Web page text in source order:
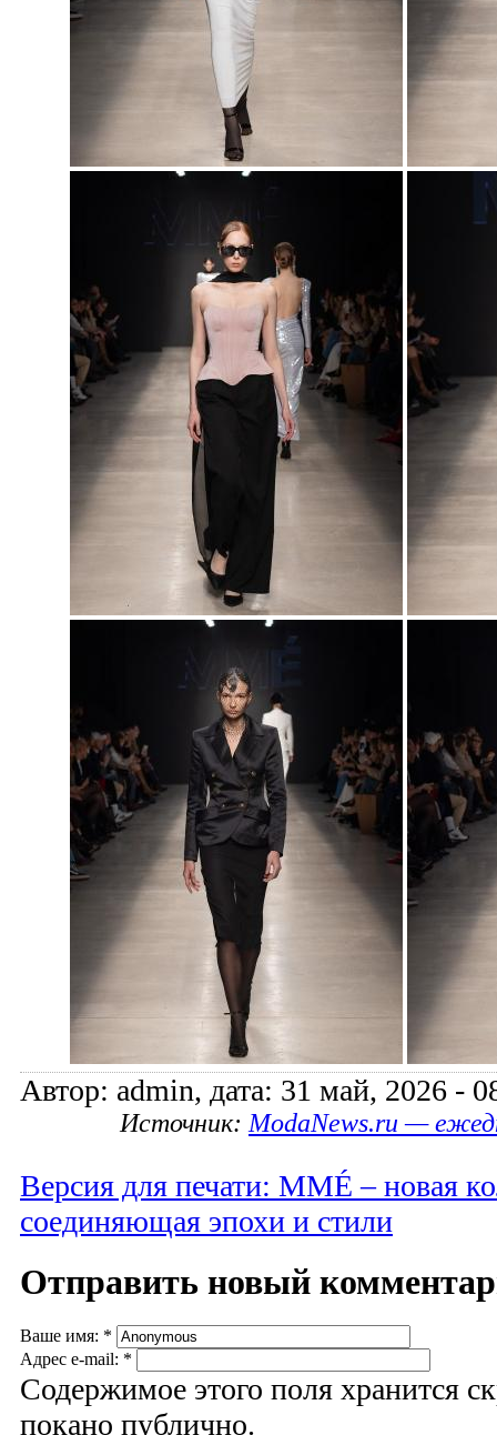
Автор: admin, дата: 31 май, 2026 -
Источник:ModaNews.ru —
Версия для печати: MMÉ – новая
соединяющая эпохи и стили
Отправить новый
Ваше имя: *
Адрес e-mail: *
Содержимое этого поля хранится
покано публично.